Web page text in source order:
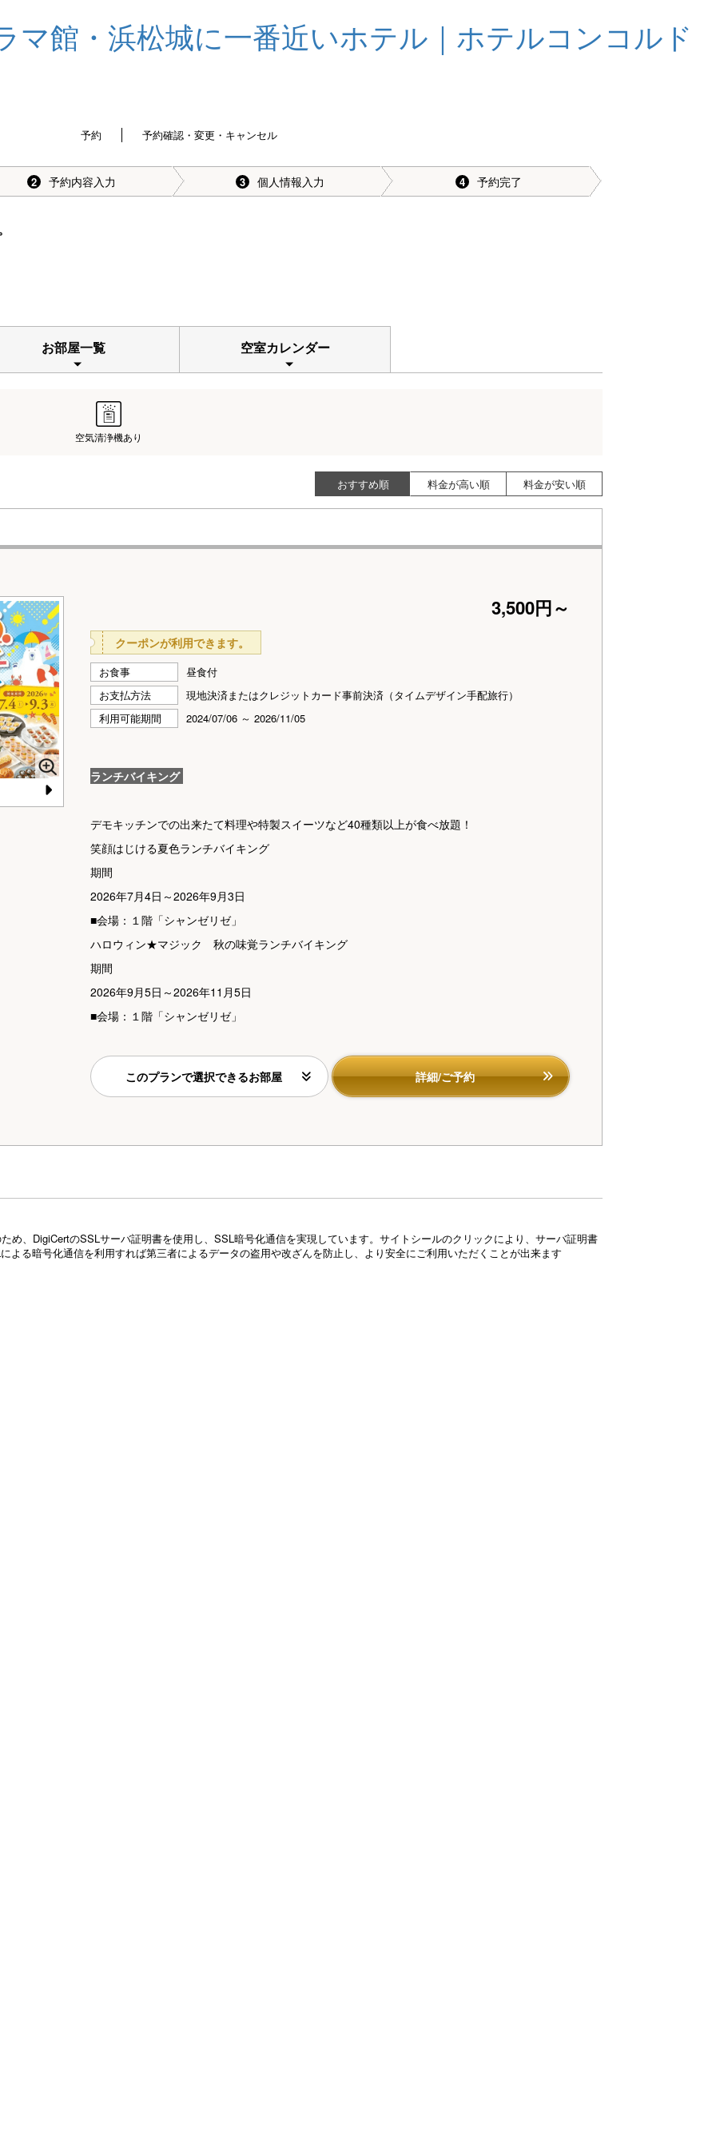
予約 予約確認・変更・キャンセル
2 予約内容入力 3 個人情報入力 4 予約完了
お部屋一覧 空室カレンダー
空気清浄機あり
おすすめ順 料金が高い順 料金が安い順
N
3,500円～
クーポンが利用できます。
お食事
昼食付
お支払方法
現地決済またはクレジットカード事前決済（タイムデザイン手配旅行）
利用可能期間
2024/07/06 ～ 2026/11/05
ランチバイキング
デモキッチンでの出来たて料理や特製スイーツなど40種類以上が食べ放題！
笑顔はじける夏色ランチバイキング
期間
2026年7月4日～2026年9月3日
■会場：１階「シャンゼリゼ」
ハロウィン★マジック 秋の味覚ランチバイキング
期間
2026年9月5日～2026年11月5日
■会場：１階「シャンゼリゼ」
詳細/ご予約
このプランで選択できるお部屋
め、DigiCertのSSLサーバ証明書を使用し、SSL暗号化通信を実現しています。サイトシールのクリックにより、サーバ証明書
よる暗号化通信を利用すれば第三者によるデータの盗用や改ざんを防止し、より安全にご利用いただくことが出来ます